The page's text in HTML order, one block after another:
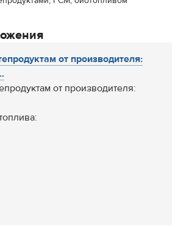
от производителя:
от производителя: